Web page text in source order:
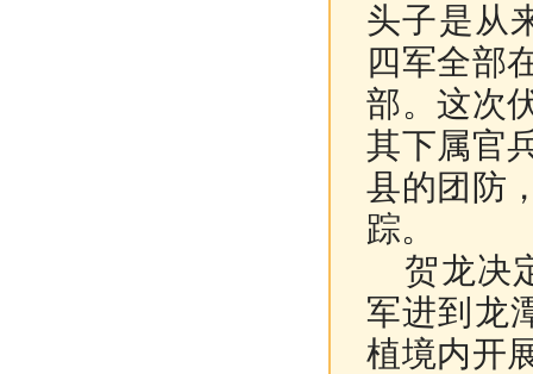
头子是从
四军全部
部。这次
其下属官
县的团防
踪。
贺龙决
军进到龙
植境内开